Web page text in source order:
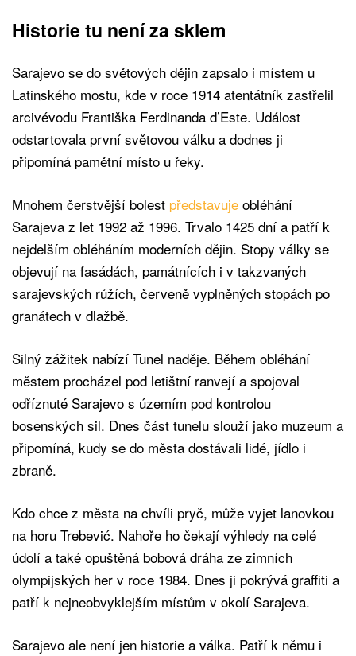
Historie tu není za sklem
Sarajevo se do světových dějin zapsalo i místem u
Latinského mostu, kde v roce 1914 atentátník zastřelil
arcivévodu Františka Ferdinanda d’Este. Událost
odstartovala první světovou válku a dodnes ji
připomíná pamětní místo u řeky.
Mnohem čerstvější bolest představuje obléhání
Sarajeva z let 1992 až 1996. Trvalo 1425 dní a patří k
nejdelším obléháním moderních dějin. Stopy války se
objevují na fasádách, památnících i v takzvaných
sarajevských růžích, červeně vyplněných stopách po
granátech v dlažbě.
Silný zážitek nabízí Tunel naděje. Během obléhání
městem procházel pod letištní ranvejí a spojoval
odříznuté Sarajevo s územím pod kontrolou
bosenských sil. Dnes část tunelu slouží jako muzeum a
připomíná, kudy se do města dostávali lidé, jídlo i
zbraně.
Kdo chce z města na chvíli pryč, může vyjet lanovkou
na horu Trebević. Nahoře ho čekají výhledy na celé
údolí a také opuštěná bobová dráha ze zimních
olympijských her v roce 1984. Dnes ji pokrývá graffiti a
patří k nejneobvyklejším místům v okolí Sarajeva.
Sarajevo ale není jen historie a válka. Patří k němu i